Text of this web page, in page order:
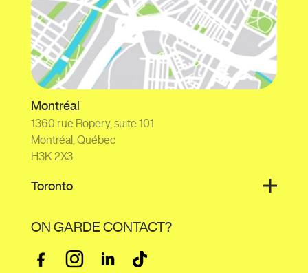
Montréal
1360 rue Ropery, suite 101
Montréal, Québec
H3K 2X3
Toronto
ON GARDE CONTACT?